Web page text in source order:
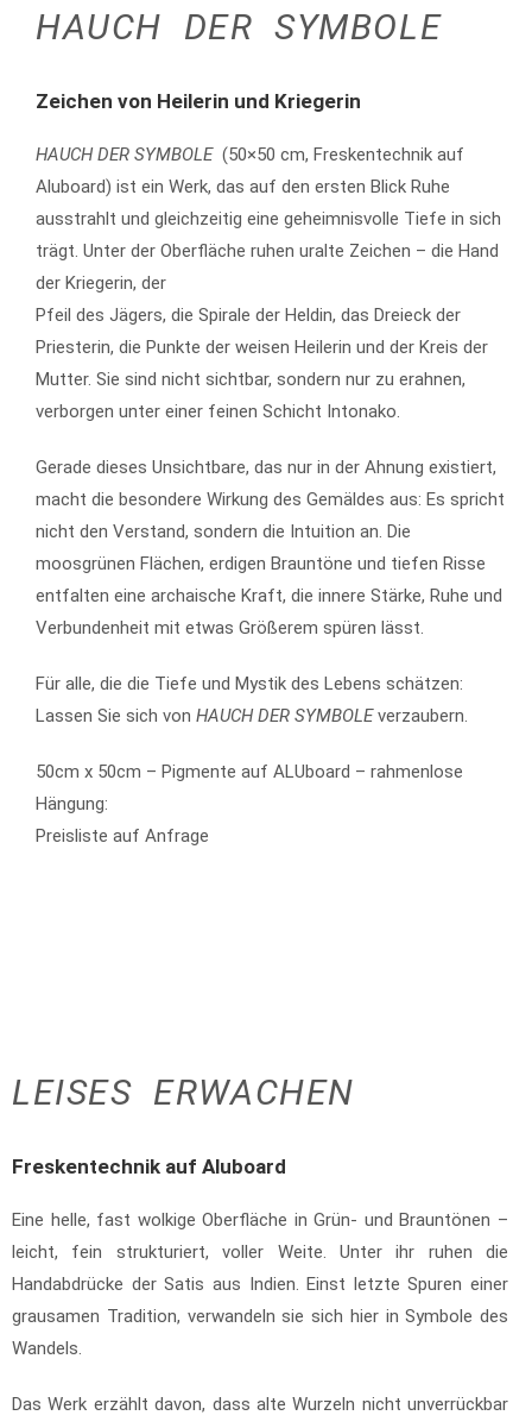
HAUCH DER SYMBOLE
Zeichen von Heilerin und Kriegerin
HAUCH DER SYMBOLE (50×50 cm, Freskentechnik auf
Aluboard) ist ein Werk, das auf den ersten Blick Ruhe
ausstrahlt und gleichzeitig eine geheimnisvolle Tiefe in sich
trägt. Unter der Oberfläche ruhen uralte Zeichen – die Hand
der Kriegerin, der
Pfeil des Jägers, die Spirale der Heldin, das Dreieck der
Priesterin, die Punkte der weisen Heilerin und der Kreis der
Mutter. Sie sind nicht sichtbar, sondern nur zu erahnen,
verborgen unter einer feinen Schicht Intonako.
Gerade dieses Unsichtbare, das nur in der Ahnung existiert,
macht die besondere Wirkung des Gemäldes aus: Es spricht
nicht den Verstand, sondern die Intuition an. Die
moosgrünen Flächen, erdigen Brauntöne und tiefen Risse
entfalten eine archaische Kraft, die innere Stärke, Ruhe und
Verbundenheit mit etwas Größerem spüren lässt.
Für alle, die die Tiefe und Mystik des Lebens schätzen:
Lassen Sie sich von HAUCH DER SYMBOLEverzaubern.
50cm x 50cm – Pigmente auf ALUboard – rahmenlose
Hängung:
Preisliste auf Anfrage
LEISES ERWACHEN
Freskentechnik auf Aluboard
Eine helle, fast wolkige Oberfläche in Grün- und Brauntönen –
leicht, fein strukturiert, voller Weite. Unter ihr ruhen die
Handabdrücke der Satis aus Indien. Einst letzte Spuren einer
grausamen Tradition, verwandeln sie sich hier in Symbole des
Wandels.
Das Werk erzählt davon, dass alte Wurzeln nicht unverrückbar